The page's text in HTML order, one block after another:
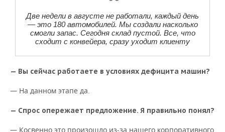
Две недели в августе не работали, каждый день
— это 180 автомобилей. Мы создали насколько
смогли запас. Сегодня склад пустой. Все, что
сходит с конвейера, сразу уходит клиенту
— Вы сейчас работаете в условиях дефицита машин?
— На данном этапе да.
— Спрос опережает предложение. Я правильно понял?
— Косвенно это произошло из-за нашего корпоративного